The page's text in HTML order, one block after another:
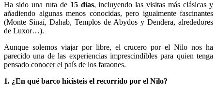
Ha sido una ruta de 15 días, incluyendo las visitas más clásicas y
añadiendo algunas menos conocidas, pero igualmente fascinantes
(Monte Sinaí, Dahab, Templos de Abydos y Dendera, alrededores
de Luxor…).
Aunque solemos viajar por libre, el crucero por el Nilo nos ha
parecido una de las experiencias imprescindibles para quien tenga
pensado conocer el país de los faraones.
1. ¿En qué barco hicisteis el recorrido por el Nilo?